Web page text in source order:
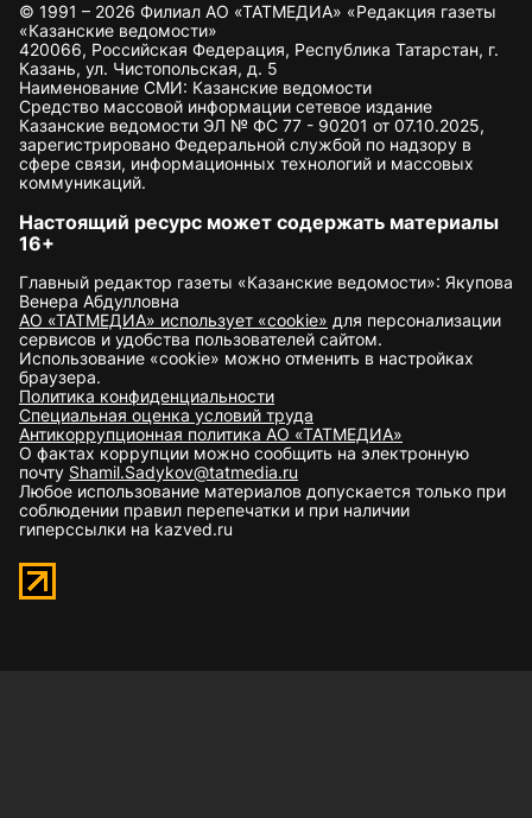
© 1991 – 2026 Филиал АО «ТАТМЕДИА» «Редакция газеты
«Казанские ведомости»
420066, Российская Федерация, Республика Татарстан, г.
Казань, ул. Чистопольская, д. 5
Наименование СМИ: Казанские ведомости
Средство массовой информации сетевое издание
Казанские ведомости ЭЛ № ФС 77 - 90201 от 07.10.2025,
зарегистрировано Федеральной службой по надзору в
сфере связи, информационных технологий и массовых
коммуникаций.
Настоящий ресурс может содержать материалы
16+
Главный редактор газеты «Казанские ведомости»: Якупова
Венера Абдулловна
АО «ТАТМЕДИА» использует «cookie» для персонализации
сервисов и удобства пользователей сайтом.
Использование «cookie» можно отменить в настройках
браузера.
Политика конфиденциальности
Специальная оценка условий труда
Антикоррупционная политика АО «ТАТМЕДИА»
О фактах коррупции можно сообщить на электронную
почту Shamil.Sadykov@tatmedia.ru
Любое использование материалов допускается только при
соблюдении правил перепечатки и при наличии
гиперссылки на kazved.ru